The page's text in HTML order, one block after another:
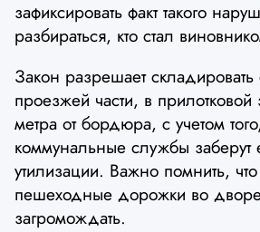
зафиксировать факт такого
разбираться, кто стал
Закон разрешает складировать
проезжей части, в
метра от бордюра, с учетом
коммунальные службы заберут
утилизации. Важно помнить,
пешеходные дорожки во
загромождать.